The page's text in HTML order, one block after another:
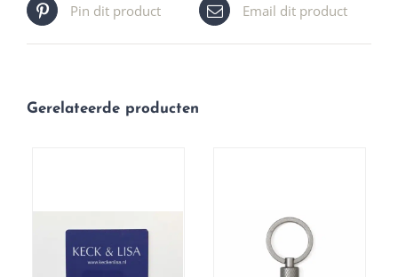
Pin dit product Email dit product
Gerelateerde producten